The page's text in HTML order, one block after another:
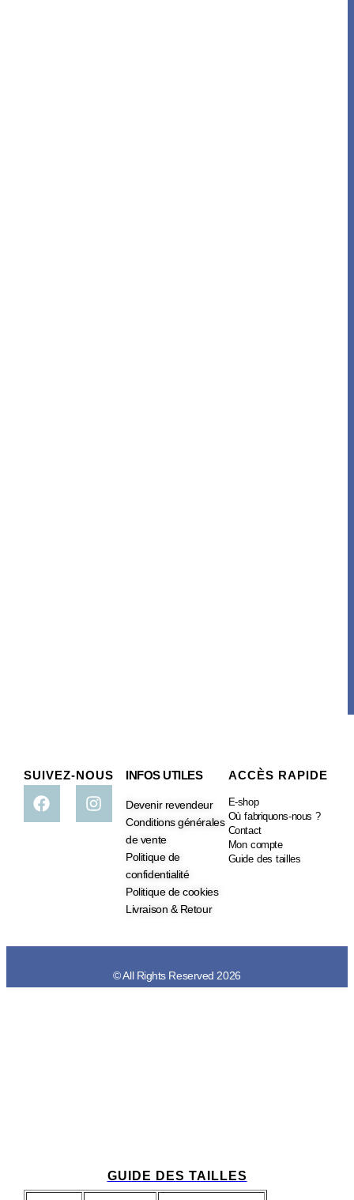
SUIVEZ-NOUS INFOS UTILES
Devenir revendeur
Conditions générales
de vente
Politique de
confidentialité
Politique de cookies
Livraison & Retour
ACCÈS RAPIDE
E-shop
Où fabriquons-nous ?
Contact
Mon compte
Guide des tailles
© All Rights Reserved 2026
GUIDE DES TAILLES